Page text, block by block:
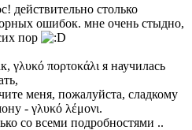
действительно столько
ошибок. мне очень стыдно,
пор
γλυκό πορτοκάλι я научилась
меня, пожалуйста, сладкому
- γλυκό λέμονι.
со всеми подробностями ..